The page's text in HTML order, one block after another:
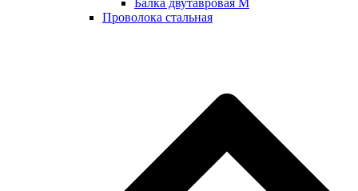
Балка двутавровая М
Проволока стальная